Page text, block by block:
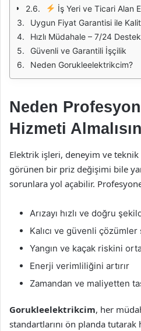
İş Yeri ve Ticari Alan
Uygun Fiyat Garantisi ile
Hızlı Müdahale – 7/24 Destek
Güvenli ve Garantili İşçilik
Neden Gorukleelektrikcim?
Neden
Hizmeti
Elektrik işleri, deneyim ve
görünen bir priz değişimi bile
sorunlara yol açabilir.
Arızayı hızlı ve doğru
Kalıcı ve güvenli çözümler
Yangın ve kaçak riskini
Enerji verimliliğini artırır
Zamandan ve maliyetten
Gorukleelektrikcim, her
standartlarını ön planda